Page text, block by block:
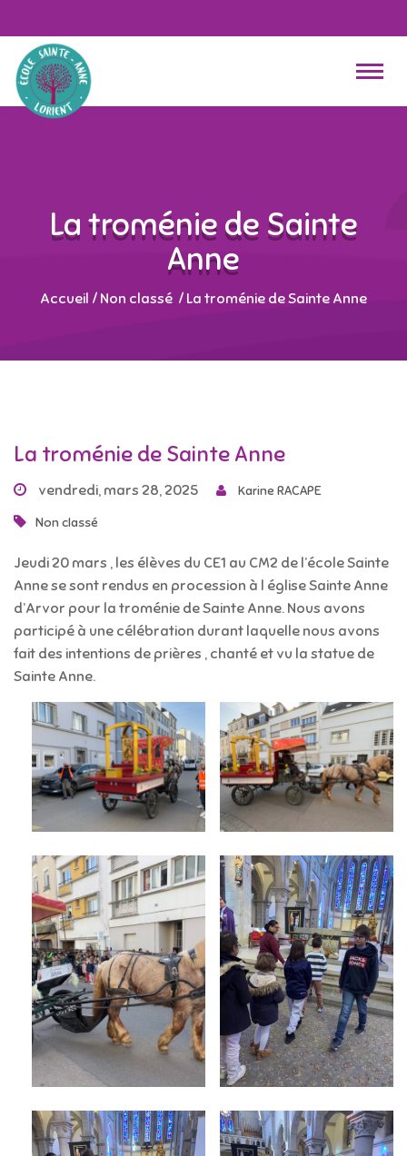
La troménie de Sainte
Anne
Accueil / Non classé / La troménie de Sainte Anne
La troménie de Sainte Anne
vendredi, mars 28, 2025 Karine RACAPE
Non classé
Jeudi 20 mars , les élèves du CE1 au CM2 de l’école Sainte
Anne se sont rendus en procession à l église Sainte Anne
d’Arvor pour la troménie de Sainte Anne. Nous avons
participé à une célébration durant laquelle nous avons
fait des intentions de prières , chanté et vu la statue de
Sainte Anne.